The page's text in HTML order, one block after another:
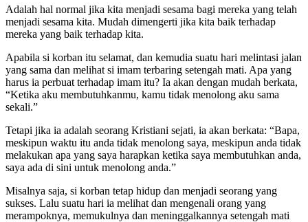
Adalah hal normal jika kita menjadi sesama bagi mereka yang telah
menjadi sesama kita. Mudah dimengerti jika kita baik terhadap
mereka yang baik terhadap kita.
Apabila si korban itu selamat, dan kemudia suatu hari melintasi jalan
yang sama dan melihat si imam terbaring setengah mati. Apa yang
harus ia perbuat terhadap imam itu? Ia akan dengan mudah berkata,
“Ketika aku membutuhkanmu, kamu tidak menolong aku sama
sekali.”
Tetapi jika ia adalah seorang Kristiani sejati, ia akan berkata: “Bapa,
meskipun waktu itu anda tidak menolong saya, meskipun anda tidak
melakukan apa yang saya harapkan ketika saya membutuhkan anda,
saya ada di sini untuk menolong anda.”
Misalnya saja, si korban tetap hidup dan menjadi seorang yang
sukses. Lalu suatu hari ia melihat dan mengenali orang yang
merampoknya, memukulnya dan meninggalkannya setengah mati